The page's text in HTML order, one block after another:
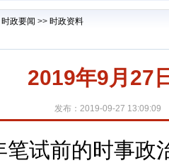
时政要闻 >> 时政资料
2019年9月27
发布：2019-09-27 13:09:09
笔试前的时事